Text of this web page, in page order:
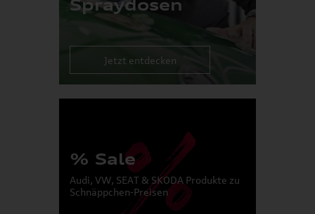
Spraydosen
Jetzt entdecken
% Sale
Audi, VW, SEAT & SKODA Produkte zu
Schnäppchen-Preisen